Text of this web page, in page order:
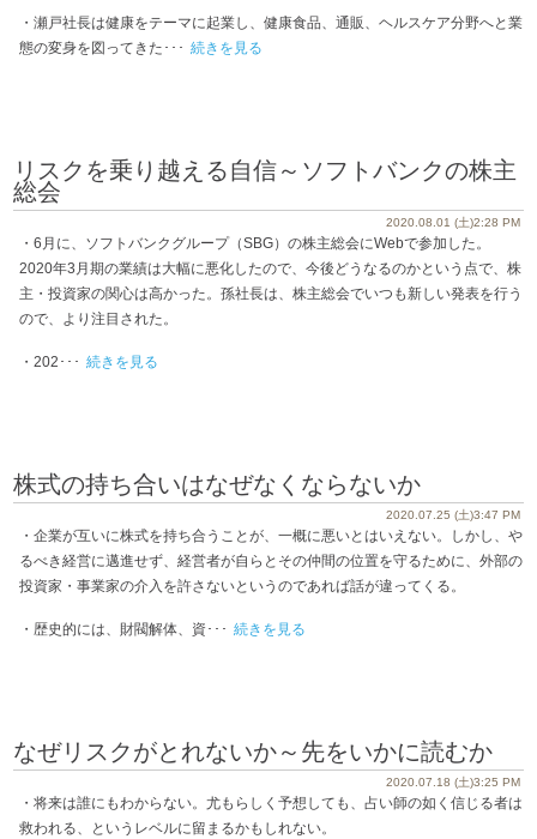
・瀬戸社長は健康をテーマに起業し、健康食品、通販、ヘルスケア分野へと業
態の変身を図ってきた･･･ 続きを見る
リスクを乗り越える自信～ソフトバンクの株主
総会
2020.08.01 (土)2:28 PM
・6月に、ソフトバンクグループ（SBG）の株主総会にWebで参加した。
2020年3月期の業績は大幅に悪化したので、今後どうなるのかという点で、株
主・投資家の関心は高かった。孫社長は、株主総会でいつも新しい発表を行う
ので、より注目された。
・202･･･ 続きを見る
株式の持ち合いはなぜなくならないか
2020.07.25 (土)3:47 PM
・企業が互いに株式を持ち合うことが、一概に悪いとはいえない。しかし、や
るべき経営に邁進せず、経営者が自らとその仲間の位置を守るために、外部の
投資家・事業家の介入を許さないというのであれば話が違ってくる。
・歴史的には、財閥解体、資･･･ 続きを見る
なぜリスクがとれないか～先をいかに読むか
2020.07.18 (土)3:25 PM
・将来は誰にもわからない。尤もらしく予想しても、占い師の如く信じる者は
救われる、というレベルに留まるかもしれない。